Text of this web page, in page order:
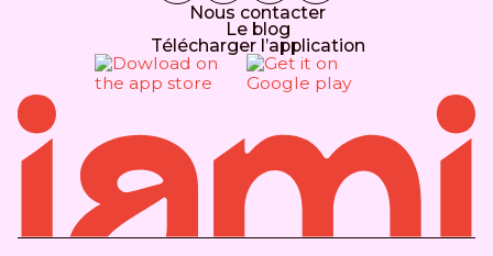
Nous contacter
Le blog
Télécharger l’application